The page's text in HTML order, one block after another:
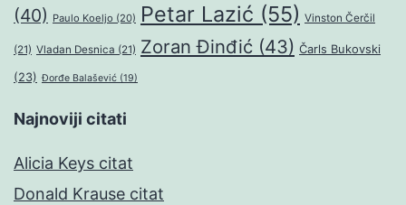
(40) Paulo Koeljo (20) Petar Lazić (55) Vinston Čerčil
(21) Vladan Desnica (21) Zoran Đinđić (43) Čarls Bukovski
(23) Đorđe Balašević (19)
Najnoviji citati
Alicia Keys citat
Donald Krause citat